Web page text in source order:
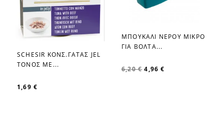
favorite_border
SCHESIR ΚΟΝΣ.ΓΑΤΑΣ JEL
ΤΟΝΟΣ ΜΕ...
1,69 €
favorite_border
ΜΠΟΥΚΑΛΙ ΝΕΡΟΥ ΜΙΚΡΟ
ΓΙΑ ΒΟΛΤΑ...
6,20 € 4,96 €